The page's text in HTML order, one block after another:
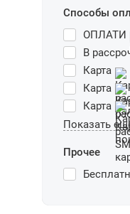
Способы
ОПЛАТИ
В
Карта
Карта
Карта
Показать
Прочее